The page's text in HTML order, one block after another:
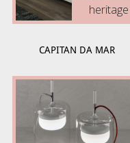
heritage
CAPITAN DA MAR